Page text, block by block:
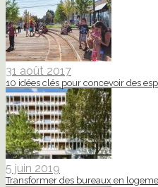
31 août 2017
10 idées clés pour concevoir des
5 juin 2019
Transformer des bureaux en